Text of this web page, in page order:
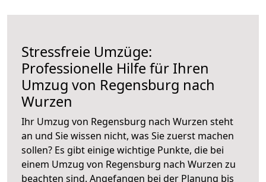
Stressfreie Umzüge:
Professionelle Hilfe für Ihren
Umzug von Regensburg nach
Wurzen
Ihr Umzug von Regensburg nach Wurzen steht
an und Sie wissen nicht, was Sie zuerst machen
sollen? Es gibt einige wichtige Punkte, die bei
einem Umzug von Regensburg nach Wurzen zu
beachten sind. Angefangen bei der Planung bis